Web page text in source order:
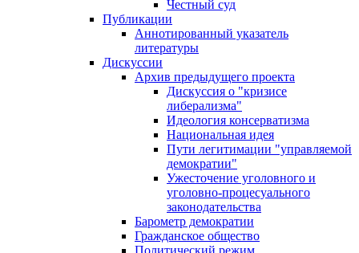
Честный суд
Публикации
Аннотированный указатель
литературы
Дискуссии
Архив предыдущего проекта
Дискуссия о "кризисе
либерализма"
Идеология консерватизма
Национальная идея
Пути легитимации "управляемой
демократии"
Ужесточение уголовного и
уголовно-процесуального
законодательства
Барометр демократии
Гражданское общество